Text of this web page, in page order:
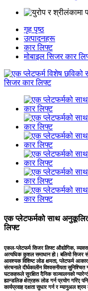
गृह पृष्ठ
उत्पादनहरू
कार लिफ्ट
मोबाइल सिजर कार
एक प्लेटफर्मको साथ
लिफ्ट
एकल-प्लेटफर्म सिजर लिफ्ट औद्योगिक,
अत्यधिक कुशल समाधान हो। बलियो सिजर
आवश्यक विशिष्ट लोड क्षमता, प्लेटफर्म
संरचनाले दीर्घकालीन विश्वसनीयता
घटकहरूले सुरक्षित दैनिक सञ्चालनको
ह्यान्डलिङ क्षेत्रहरू लोड गर्न प्रयोग गरिए
कार्यप्रवाह दक्षता सुधार गर्न र म्यानुअल